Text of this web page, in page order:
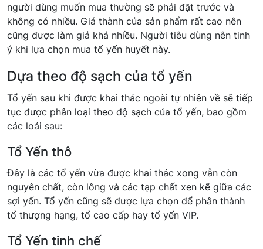
người dùng muốn mua thường sẽ phải đặt trước và
không có nhiều. Giá thành của sản phẩm rất cao nên
cũng được làm giả khá nhiều. Người tiêu dùng nên tinh
ý khi lựa chọn mua tổ yến huyết này.
Dựa theo độ sạch của tổ yến
Tổ yến sau khi được khai thác ngoài tự nhiên về sẽ tiếp
tục được phân loại theo độ sạch của tổ yến, bao gồm
các loái sau:
Tổ Yến thô
Đây là các tổ yến vừa được khai thác xong vẫn còn
nguyên chất, còn lông và các tạp chất xen kẽ giữa các
sợi yến. Tổ yến cũng sẽ được lựa chọn để phân thành
tổ thượng hạng, tổ cao cấp hay tổ yến VIP.
Tổ Yến tinh chế